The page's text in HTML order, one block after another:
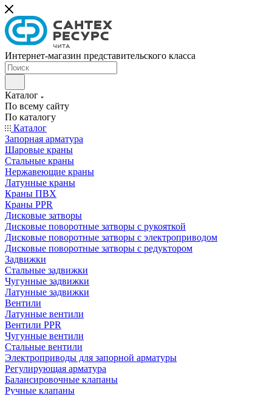
Интернет-магазин представительского класса
Каталог
По всему сайту
По каталогу
Каталог
Запорная арматура
Шаровые краны
Стальные краны
Нержавеющие краны
Латунные краны
Краны ПВХ
Краны PPR
Дисковые затворы
Дисковые поворотные затворы с рукояткой
Дисковые поворотные затворы с электроприводом
Дисковые поворотные затворы с редуктором
Задвижки
Стальные задвижки
Чугунные задвижки
Латунные задвижки
Вентили
Латунные вентили
Вентили PPR
Чугунные вентили
Стальные вентили
Электроприводы для запорной арматуры
Регулирующая арматура
Балансировочные клапаны
Ручные клапаны